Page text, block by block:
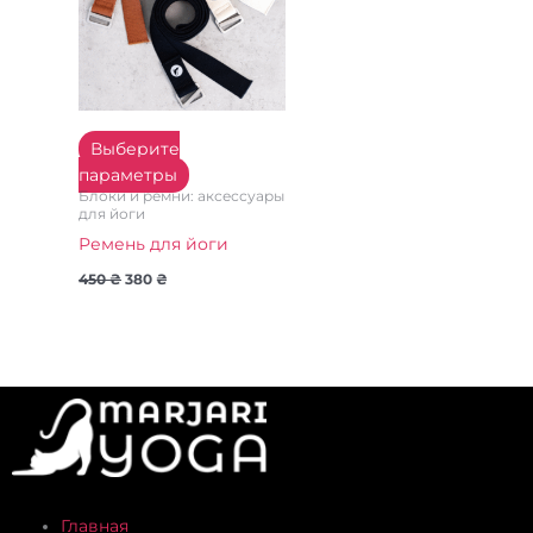
Выберите
параметры
Опции
можно
выбрать
на
Блоки и ремни: аксессуары
для йоги
Ремень для йоги
450₴ 380₴
Главная